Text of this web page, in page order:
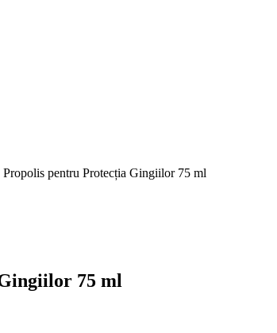
pentru Protecția Gingiilor 75 ml
75 ml